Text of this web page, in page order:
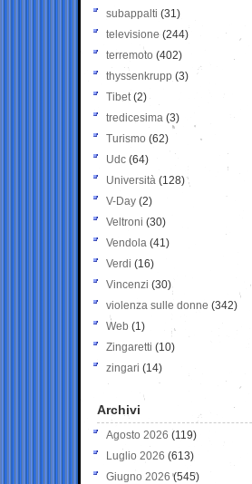
subappalti (31)
televisione(244)
terremoto (402)
thyssenkrupp (3)
Tibet(2)
tredicesima (3)
Turismo (62)
Udc (64)
Università (128)
V-Day (2)
Veltroni (30)
Vendola (41)
Verdi (16)
Vincenzi (30)
violenza sulle donne (342)
Web (1)
Zingaretti (10)
zingari (14)
Archivi
Agosto 2026 (119)
Luglio 2026 (613)
Giugno 2026 (545)